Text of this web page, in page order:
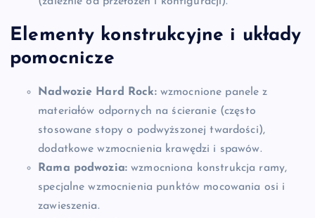
Elementy konstrukcyjne i układy
pomocnicze
Nadwozie Hard Rock:wzmocnione panele z
materiałów odpornych na ścieranie (często
stosowane stopy o podwyższonej twardości),
dodatkowe wzmocnienia krawędzi i spawów.
Rama podwozia: wzmocniona konstrukcja ramy,
specjalne wzmocnienia punktów mocowania osi i
zawieszenia.